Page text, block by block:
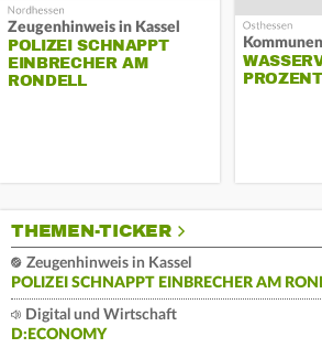
Zeugenhinweis in Kassel
POLIZEI SCHNAPPT
EINBRECHER AM
RONDELL
THEMEN-TICKER
Zeugenhinweis in Kassel
POLIZEI SCHNAPPT EINBRECHER AM
Digital und Wirtschaft
D:ECONOMY